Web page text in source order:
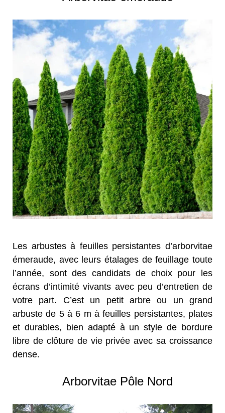
Les arbustes à feuilles persistantes d’arborvitae
émeraude, avec leurs étalages de feuillage toute
l’année, sont des candidats de choix pour les
écrans d’intimité vivants avec peu d’entretien de
votre part. C’est un petit arbre ou un grand
arbuste de 5 à 6 m à feuilles persistantes, plates
et durables, bien adapté à un style de bordure
libre de clôture de vie privée avec sa croissance
dense.
Arborvitae Pôle Nord